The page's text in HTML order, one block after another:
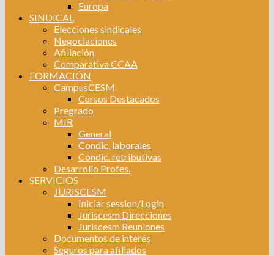
Europa
SINDICAL
Elecciones sindicales
Negociaciones
Afiliación
Comparativa CCAA
FORMACIÓN
CampusCESM
Cursos Destacados
Pregrado
MIR
General
Condic. laborales
Condic. retributivas
Desarrollo Profes.
SERVICIOS
JURISCESM
Iniciar session/Login
Juriscesm Direcciones
Juriscesm Reuniones
Documentos de interés
Seguros para afiliados